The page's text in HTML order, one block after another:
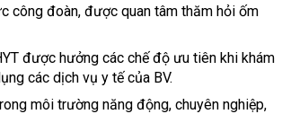
công đoàn, được quan tâm thăm hỏi ốm
được hưởng các chế độ ưu tiên khi khám
các dịch vụ y tế của BV.
môi trường năng động, chuyên nghiệp,